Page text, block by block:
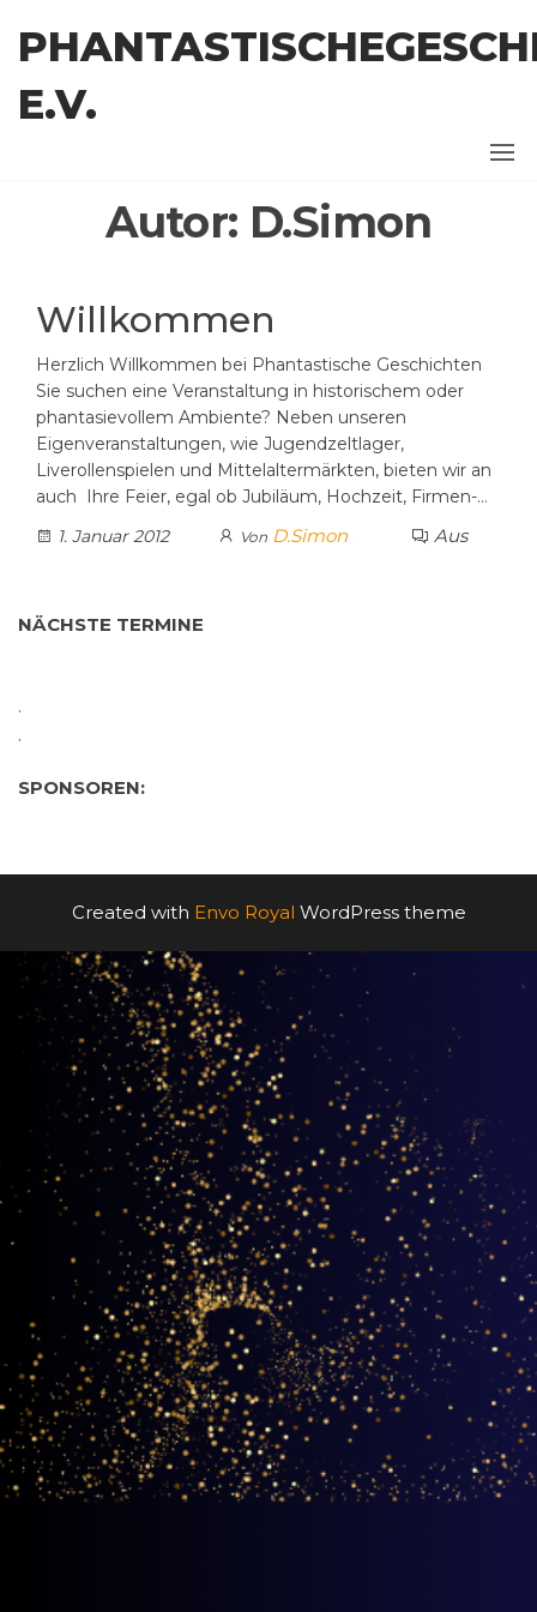
Inhalt
E.V.
Autor: D.Simon
Willkommen
Herzlich Willkommen bei Phantastische Geschichten
Sie suchen eine Veranstaltung in historischem oder
phantasievollem Ambiente? Neben unseren
Eigenveranstaltungen, wie Jugendzeltlager,
Liverollenspielen und Mittelaltermärkten, bieten wir an
auch Ihre Feier, egal ob Jubiläum, Hochzeit, Firmen-…
1. Januar 2012
Von D.Simon Aus
NÄCHSTE TERMINE
.
.
SPONSOREN:
Created with Envo Royal WordPress theme